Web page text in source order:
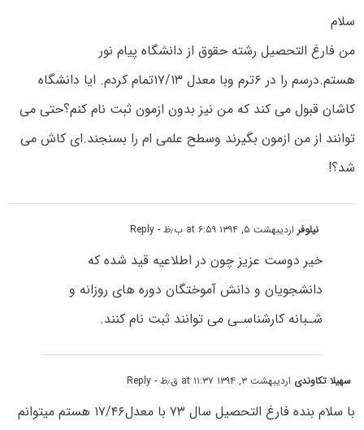
سلام
من فارغ التحصیل رشته حقوق از دانشگاه پیام نور
هستم.درسم را در ۶ترم وبا معدل ۱۷/۱۳تمام کردم. ایا دانشگاه
کاشان قبول می کند که من نیز بدون ازمون ثبت نام کنم؟حتی می
توانند از من ازمون بگیرند وسطح علمی ام را بسنجند.ای کاش می
شد؟!
نیلوفراردیبهشت ۵, ۱۳۹۴ at ۶:۵۹ ب٫ظ - Reply
خیر دوست عزیز چون در اطلاعیه قید شده که
دانشجویان و دانش آموختگان دوره های روزانه و
شـبانه کارشناسـی می توانند ثبت نام کنند.
سهیلا تکاوندی اردیبهشت ۳, ۱۳۹۴ at ۱۱:۳۷ ق٫ظ - Reply
با سلام بنده فارغ التحصیل سال ۷۳ با معدل۱۷/۴۶ هستم میتوانم